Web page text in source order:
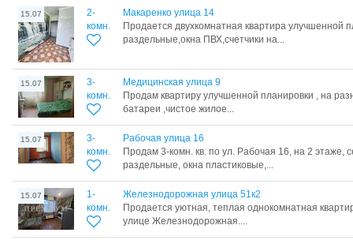
15.07
2-
комн.
Макаренко улица 14
Продается двухкомнатная квартира улучшенной
раздельные,окна ПВХ,счетчики на...
15.07
3-
комн.
Медицинская улица 9
Продам квартиру улучшенной планировки , на
батареи ,чистое жилое...
15.07
3-
комн.
Рабочая улица 16
Продам 3-комн. кв. по ул. Рабочая 16, на 2 этаже,
раздельные, окна пластиковые,...
15.07
1-
комн.
Железнодорожная улица 51к2
Продается уютная, теплая однокомнатная
улице Железнодорожная....